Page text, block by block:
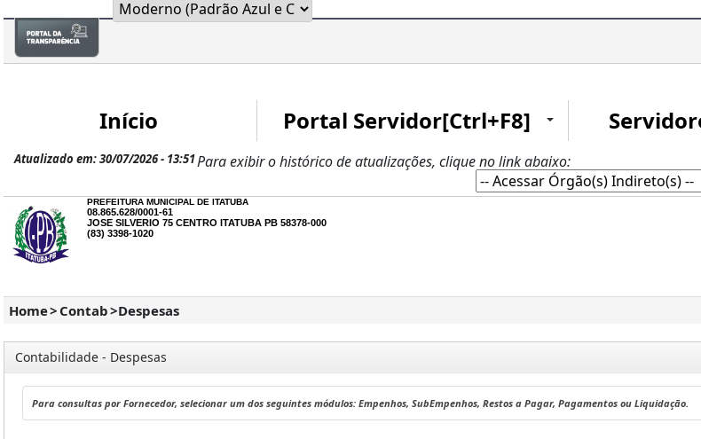
Início Portal Servidor[Ctrl+F8]
Para exibir o histórico de atualizações, clique no link abaixo:
Atualizado em: 30/07/2026 - 13:51
PREFEITURA MUNICIPAL DE ITATUBA
08.865.628/0001-61
JOSE SILVERIO 75 CENTRO ITATUBA PB 58378-000
(83) 3398-1020
Home> Contab>Despesas
Contabilidade - Despesas
Para consultas por Fornecedor, selecionar um dos seguintes módulos: Empenhos, SubEmpenhos, Restos a Pagar, Pagamentos ou Liquidação.